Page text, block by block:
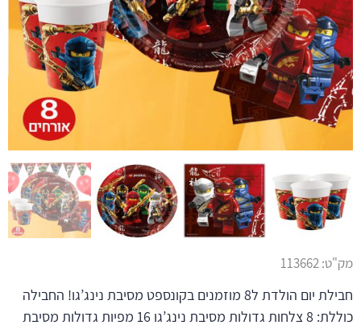
מק"ט:113662
חבילת יום הולדת ל8 מוזמנים בקונספט מסיבת נינג’גו! החבילה
כוללת: 8 צלחות גדולות מסיבת נינג’גו 16 מפיות גדולות מסיבת